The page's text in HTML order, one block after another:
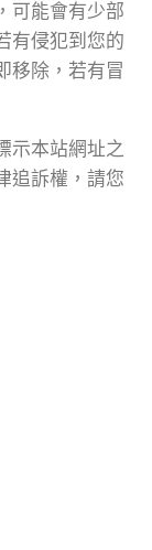
可能會有少部
有侵犯到您的
移除，若有冒
示本站網址之
追訴權，請您